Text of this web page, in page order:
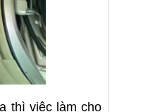
thì việc làm cho